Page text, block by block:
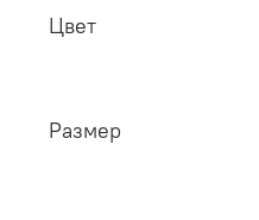
Цвет
Размер